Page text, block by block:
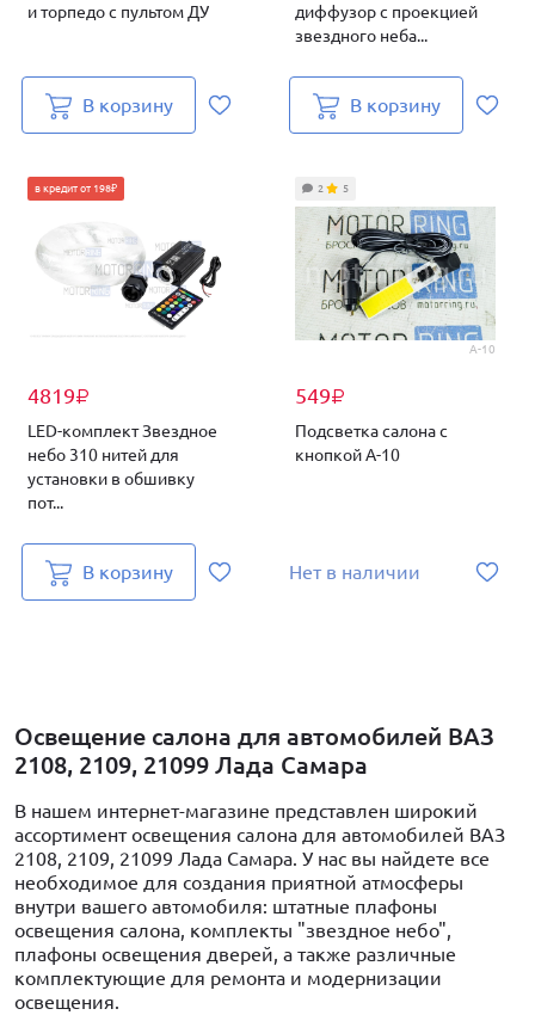
и торпедо с пультом ДУ
В корзину
диффузор с проекцией
звездного неба...
В корзину
4819₽
в кредит от 198₽
LED-комплект Звездное
небо 310 нитей для
установки в обшивку
пот...
В корзину
A-10
549₽
2 5
Подсветка салона с
кнопкой A-10
Нет в наличии
Освещение салона для автомобилей ВАЗ
2108, 2109, 21099 Лада Самара
В нашем интернет-магазине представлен широкий
ассортимент освещения салона для автомобилей ВАЗ
2108, 2109, 21099 Лада Самара. У нас вы найдете все
необходимое для создания приятной атмосферы
внутри вашего автомобиля: штатные плафоны
освещения салона, комплекты "звездное небо",
плафоны освещения дверей, а также различные
комплектующие для ремонта и модернизации
освещения.